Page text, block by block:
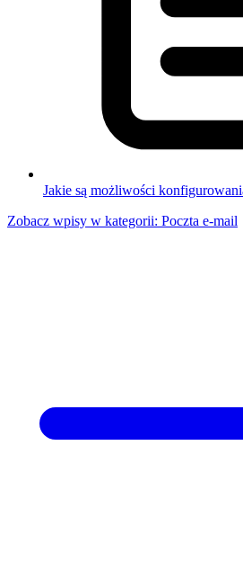
Jakie są możliwości
Zobacz wpisy w kategorii: Poczta e-mail